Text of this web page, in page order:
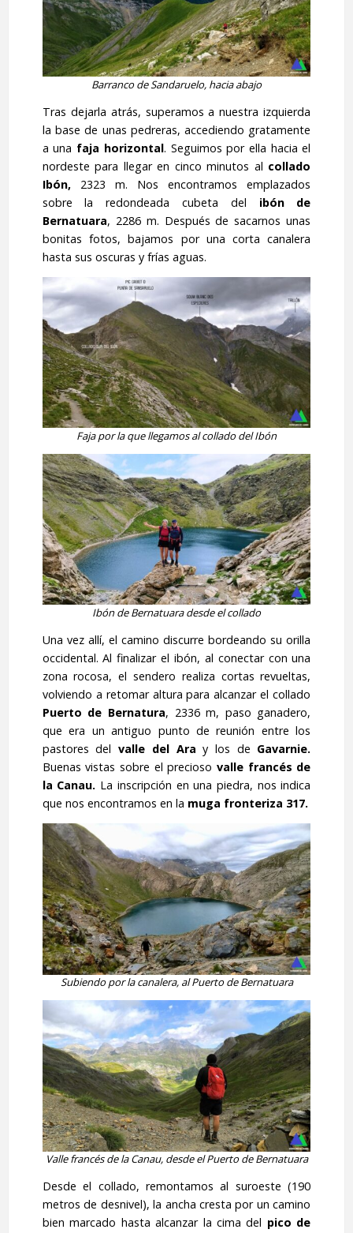
Barranco de Sandaruelo, hacia abajo
Tras dejarla atrás, superamos a nuestra izquierda
la base de unas pedreras, accediendo gratamente
a una faja horizontal. Seguimos por ella hacia el
nordeste para llegar en cinco minutos al collado
Ibón,2323 m. Nos encontramos emplazados
sobre la redondeada cubeta del ibón de
Bernatuara, 2286 m. Después de sacarnos unas
bonitas fotos, bajamos por una corta canalera
hasta sus oscuras y frías aguas.
Faja por la que llegamos al collado del Ibón
Ibón de Bernatuara desde el collado
Una vez allí, el camino discurre bordeando su orilla
occidental. Al finalizar el ibón, al conectar con una
zona rocosa, el sendero realiza cortas revueltas,
volviendo a retomar altura para alcanzar el collado
Puerto de Bernatura, 2336 m, paso ganadero,
que era un antiguo punto de reunión entre los
pastores delvalle del Ara y los de Gavarnie.
Buenas vistas sobre el preciosovalle francés de
la Canau. La inscripción en una piedra, nos indica
que nos encontramos en la muga fronteriza 317.
Subiendo por la canalera, al Puerto de Bernatuara
Valle francés de la Canau, desde el Puerto de Bernatuara
Desde el collado, remontamos al suroeste (190
metros de desnivel), la ancha cresta por un camino
bien marcado hasta alcanzar la cima del pico de